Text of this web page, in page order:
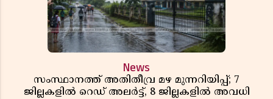
News
സംസ്ഥാനത്ത് അതിതീവ്ര മഴ മുന്നറിയിപ്പ്; 7
ജില്ലകളിൽ റെഡ് അലർട്ട്, 8 ജില്ലകളിൽ അവധി